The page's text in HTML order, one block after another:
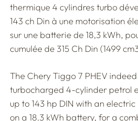
thermique 4 cylindres turbo
143 ch Din à une motorisation
sur une batterie de 18,3 kWh,
cumulée de 315 Ch Din (1499
The Chery Tiggo 7 PHEV
turbocharged 4-cylinder petrol
up to 143 hp DIN with an
on a 18.3 kWh battery, for a